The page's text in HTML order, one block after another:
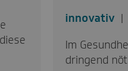
innovativ
Im
dringend